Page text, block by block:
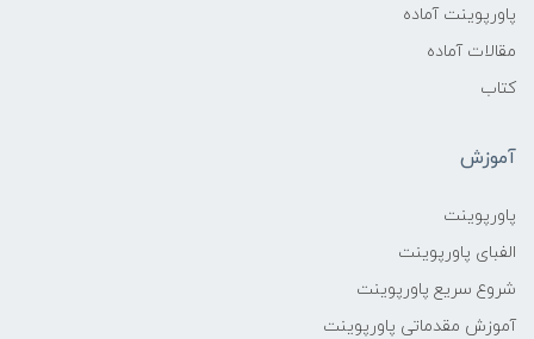
پاورپوینت آماده
مقالات آماده
کتاب
آموزش
پاورپوینت
الفبای پاورپوینت
شروع سریع پاورپوینت
آموزش مقدماتی پاورپوینت